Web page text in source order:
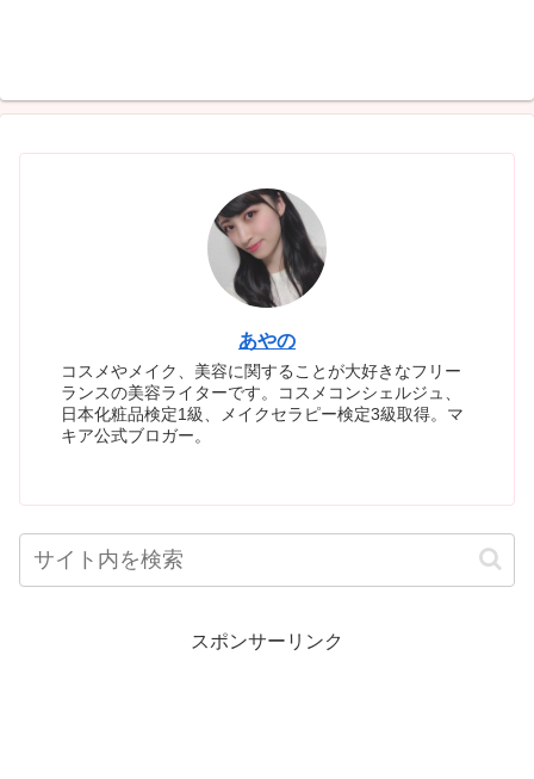
あやの
コスメやメイク、美容に関することが大好きなフリー
ランスの美容ライターです。コスメコンシェルジュ、
日本化粧品検定1級、メイクセラピー検定3級取得。マ
キア公式ブロガー。
スポンサーリンク